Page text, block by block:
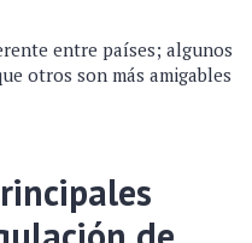
entre países; algunos
otros son más amigables